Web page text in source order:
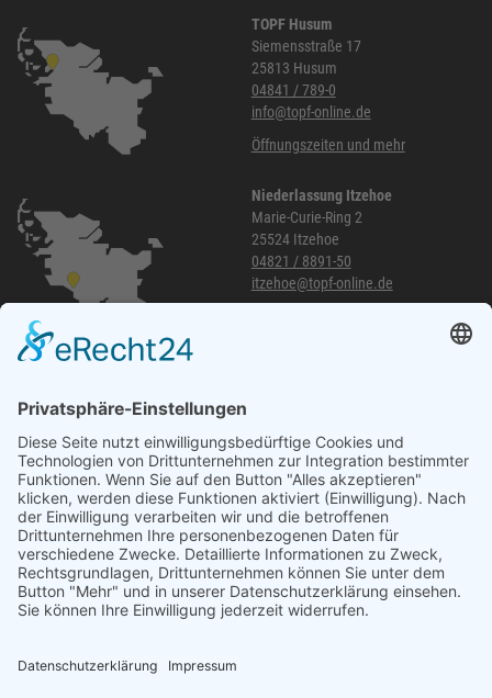
TOPF Husum
Siemensstraße 17
25813 Husum
04841 / 789-0
info@topf-online.de
Öffnungszeiten und mehr
Niederlassung Itzehoe
Marie-Curie-Ring 2
25524 Itzehoe
04821 / 8891-50
itzehoe@topf-online.de
040 / 21 04 04 04-04
glinde@topf-online.de
Öffnungszeiten und mehr